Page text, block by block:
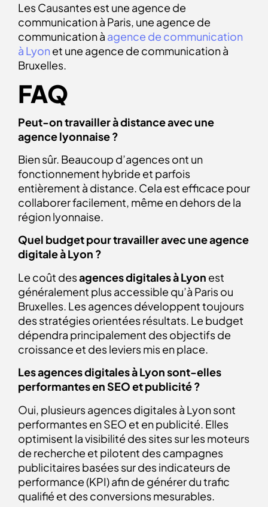
Les Causantes est une agence de
communication à Paris, une agence de
communication à agence de communication
à Lyon et une agence de communication à
Bruxelles.
FAQ
Peut-on travailler à distance avec une
agence lyonnaise ?
Bien sûr. Beaucoup d’agences ont un
fonctionnement hybride et parfois
entièrement à distance. Cela est efficace pour
collaborer facilement, même en dehors de la
région lyonnaise.
Quel budget pour travailler avec une agence
digitale à Lyon ?
Le coût desagences digitales à Lyon est
généralement plus accessible qu’à Paris ou
Bruxelles. Les agences développent toujours
des stratégies orientées résultats. Le budget
dépendra principalement des objectifs de
croissance et des leviers mis en place.
Les agences digitales à Lyon sont-elles
performantes en SEO et publicité ?
Oui, plusieurs agences digitales à Lyon sont
performantes en SEO et en publicité. Elles
optimisent la visibilité des sites sur les moteurs
de recherche et pilotent des campagnes
publicitaires basées sur des indicateurs de
performance (KPI) afin de générer du trafic
qualifié et des conversions mesurables.